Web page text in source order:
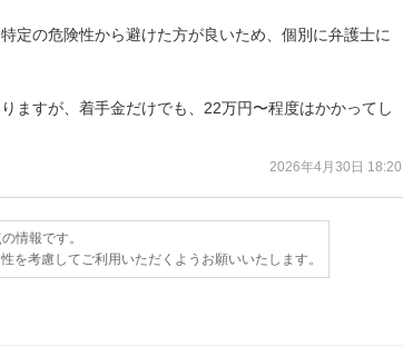
定の危険性から避けた方が良いため、個別に弁護士に
ますが、着手金だけでも、22万円〜程度はかかってし
2026年4月30日 18:20
情報です。
を考慮してご利用いただくようお願いいたします。